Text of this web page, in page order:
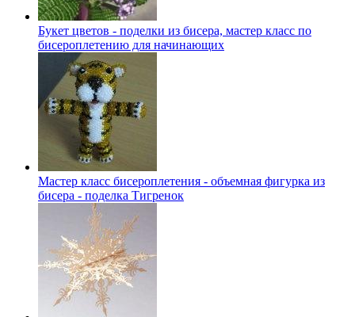
Букет цветов - поделки из бисера, мастер класс по
бисероплетению для начинающих
Мастер класс бисероплетения - объемная фигурка из
бисера - поделка Тигренок